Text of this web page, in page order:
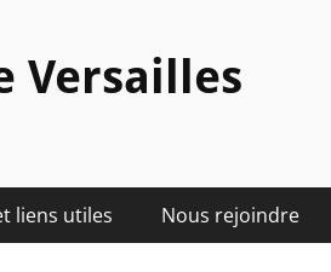
Versailles
liens utiles Nous rejoindre